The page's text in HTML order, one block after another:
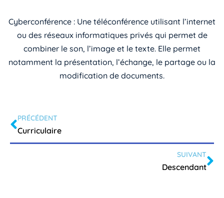
Cyberconférence : Une téléconférence utilisant l’internet
ou des réseaux informatiques privés qui permet de
combiner le son, l’image et le texte. Elle permet
notamment la présentation, l’échange, le partage ou la
modification de documents.
PRÉCÉDENT
Curriculaire
SUIVANT
Descendant